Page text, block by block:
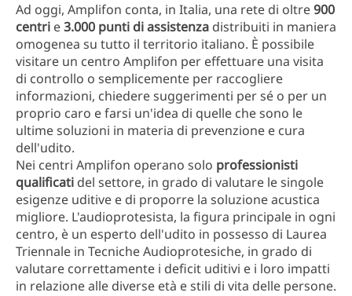
Ad oggi, Amplifon conta, in Italia, una rete di oltre900
centri e3.000 punti di assistenza distribuiti in maniera
omogenea su tutto il territorio italiano. È possibile
visitare un centro Amplifon per effettuare una visita
di controllo o semplicemente per raccogliere
informazioni, chiedere suggerimenti per sé o per un
proprio caro e farsi un'idea di quelle che sono le
ultime soluzioni in materia di prevenzione e cura
dell'udito.
Nei centri Amplifon operano solo professionisti
qualificati del settore, in grado di valutare le singole
esigenze uditive e di proporre la soluzione acustica
migliore. L'audioprotesista, la figura principale in ogni
centro, è un esperto dell'udito in possesso di Laurea
Triennale in Tecniche Audioprotesiche, in grado di
valutare correttamente i deficit uditivi e i loro impatti
in relazione alle diverse età e stili di vita delle persone.